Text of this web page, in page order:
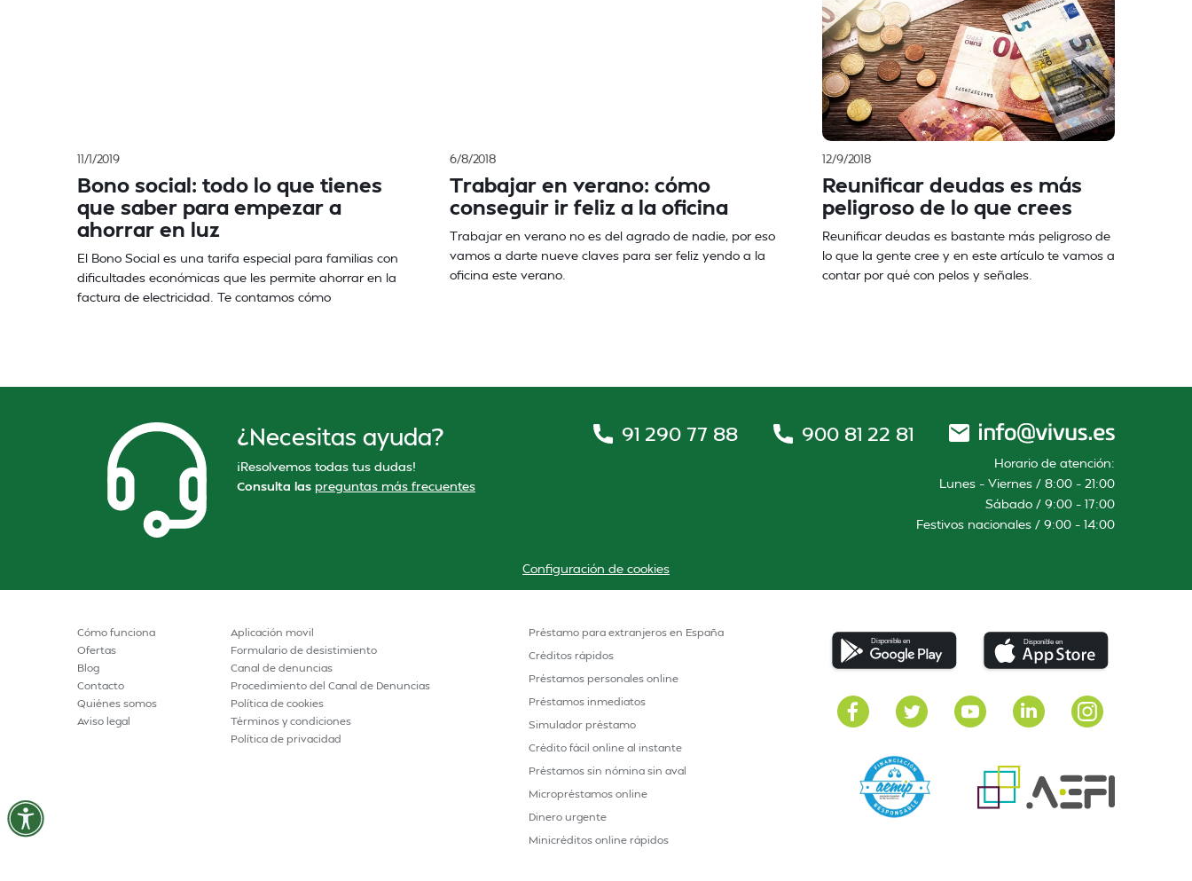
11/1/2019
Bono social: todo lo que tienes
que saber para empezar a
ahorrar en luz
El Bono Social es una tarifa especial para familias con
dificultades económicas que les permite ahorrar en la
factura de electricidad. Te contamos cómo
6/8/2018
Trabajar en verano: cómo
conseguir ir feliz a la oficina
Trabajar en verano no es del agrado de nadie, por eso
vamos a darte nueve claves para ser feliz yendo a la
oficina este verano.
12/9/2018
Reunificar deudas es más
peligroso de lo que crees
Reunificar deudas es bastante más peligroso de
lo que la gente cree y en este artículo te vamos a
contar por qué con pelos y señales.
¿Necesitas ayuda?
¡Resolvemos todas tus dudas!
Consulta las preguntas más frecuentes
91 290 77 88 900 81 22 81
Horario de atención:
Lunes – Viernes / 8:00 – 21:00
Sábado / 9:00 – 17:00
Festivos nacionales / 9:00 – 14:00
Configuración de cookies
Cómo funciona
Ofertas
Blog
Contacto
Quiénes somos
Aviso legal
Aplicación movil
Formulario de desistimiento
Canal de denuncias
Procedimiento del Canal de Denuncias
Política de cookies
Términos y condiciones
Política de privacidad
Préstamo para extranjeros en España
Créditos rápidos
Préstamos personales online
Préstamos inmediatos
Simulador préstamo
Crédito fácil online al instante
Préstamos sin nómina sin aval
Micropréstamos online
Dinero urgente
Minicréditos online rápidos